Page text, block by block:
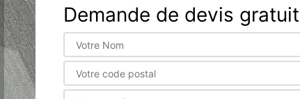
Demande de devis gratuit